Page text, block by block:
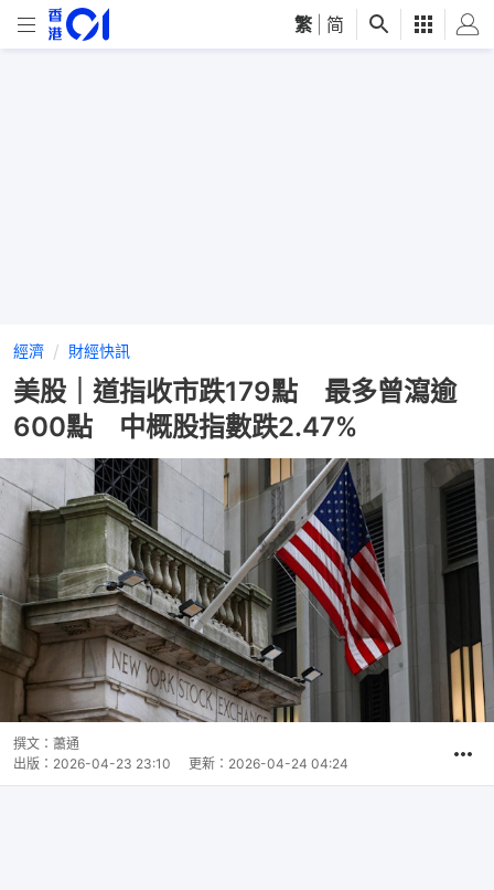
繁 简
經濟 財經快訊
美股｜道指收市跌179點 最多曾瀉逾
600點 中概股指數跌2.47%
撰文： 蕭通
出版： 2026-04-23 23:10 更新： 2026-04-24 04:24